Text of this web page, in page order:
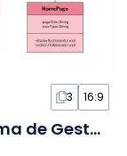
3 16:9
Diagrama de Classes de Sistema de Gestão de Alunos em Quadro Branco